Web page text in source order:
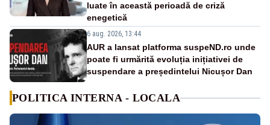
luate în această perioadă de criză
enegetică
6 aug. 2026, 13:44
AUR a lansat platforma suspeND.ro unde
poate fi urmărită evoluția inițiativei de
suspendare a președintelui Nicușor Dan
POLITICA INTERNA - LOCALA